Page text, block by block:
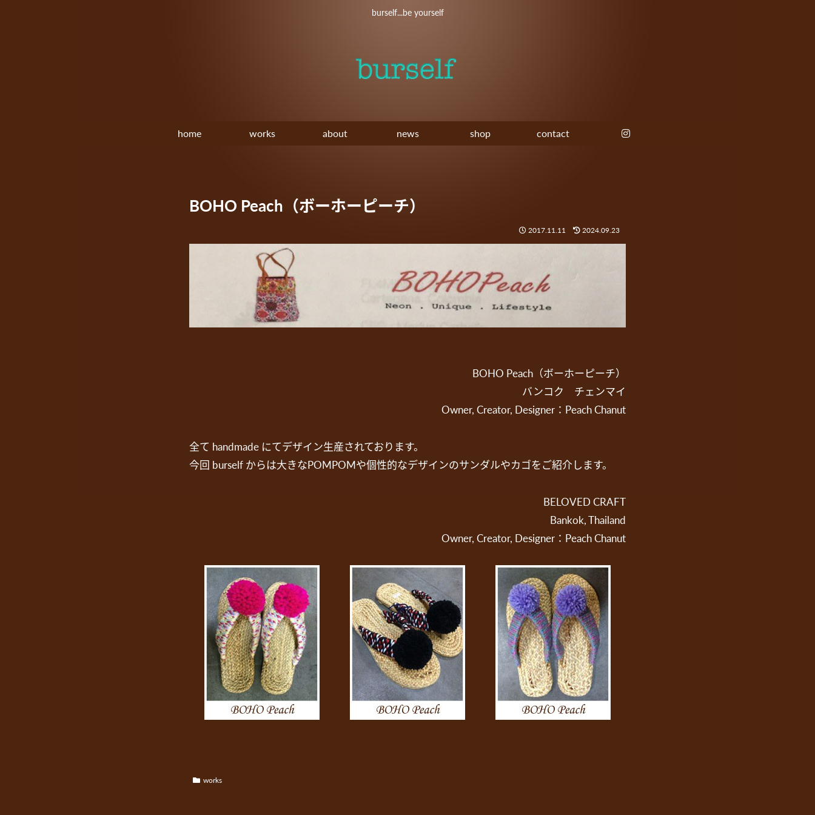
burself...be yourself
home works about news shop contact
BOHO Peach（ボーホーピーチ）
2017.11.11 2024.09.23
BOHO Peach（ボーホーピーチ）
バンコク チェンマイ
Owner, Creator, Designer：Peach Chanut
全て handmade にてデザイン生産されております。
今回 burself からは大きなPOMPOMや個性的なデザインのサンダルやカゴをご紹介します。
BELOVED CRAFT
Bankok, Thailand
Owner, Creator, Designer：Peach Chanut
works